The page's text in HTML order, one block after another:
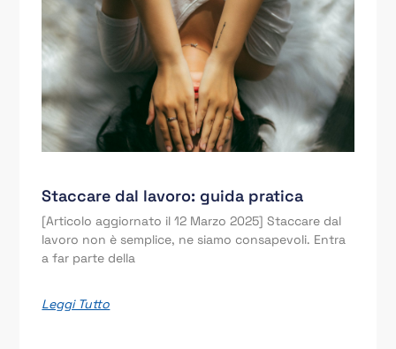
Staccare dal lavoro: guida pratica
[Articolo aggiornato il 12 Marzo 2025] Staccare dal
lavoro non è semplice, ne siamo consapevoli. Entra
a far parte della
Leggi Tutto